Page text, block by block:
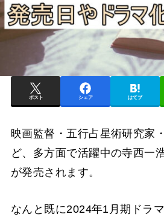
ポスト シェア はてブ
映画監督・五行占星術研究家
ど、多方面で活躍中の寺西一
が発売されます。
なんと既に2024年1月期ドラ